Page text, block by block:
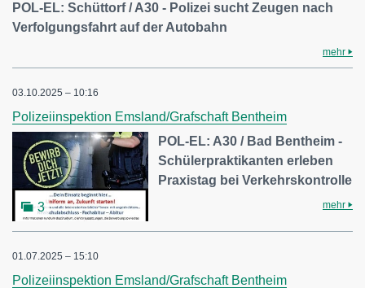
POL-EL: Schüttorf / A30 - Polizei sucht Zeugen nach
Verfolgungsfahrt auf der Autobahn
mehr
03.10.2025 – 10:16
Polizeiinspektion Emsland/Grafschaft Bentheim
3
POL-EL: A30 / Bad Bentheim -
Schülerpraktikanten erleben
Praxistag bei Verkehrskontrolle
mehr
01.07.2025 – 15:10
Polizeiinspektion Emsland/Grafschaft Bentheim